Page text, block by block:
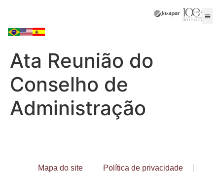
Ata Reunião do
Conselho de
Administração
Mapa do site Política de privacidade